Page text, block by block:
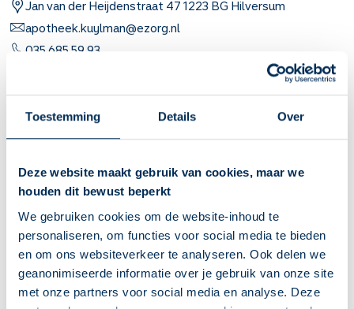
Toestemming Details Over
Deze website maakt gebruik van cookies, maar we
houden dit bewust beperkt
We gebruiken cookies om de website-inhoud te
personaliseren, om functies voor social media te bieden
en om ons websiteverkeer te analyseren. Ook delen we
geanonimiseerde informatie over je gebruik van onze site
met onze partners voor social media en analyse. Deze
Jan van der Heijdenstraat 471223 BG Hilversum
apotheek.kuylman@ezorg.nl
035 685 59 93
Naar apotheekpagina
Vandaag open van 08:00 -17:30
apotheeklamberts@ezorg.nl
035 624 51 02
Naar apotheekpagina